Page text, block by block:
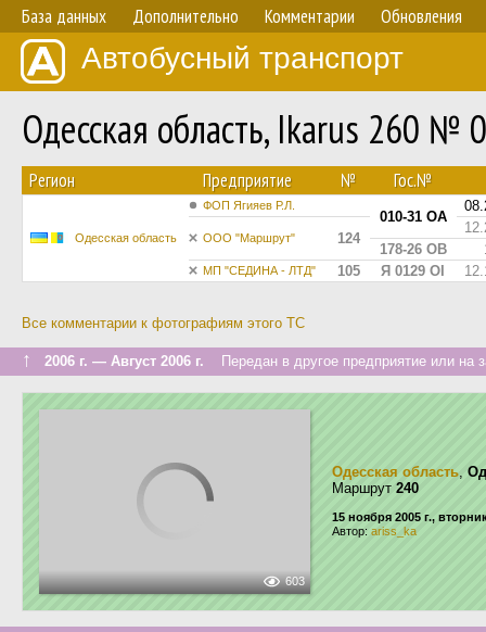
База данных Дополнительно Комментарии Обновления
Автобусный транспорт
Одесская область, Ikarus 260 №
Регион Предприятие № Гос.№
Одесская область
ФОП Ягияев Р.Л.
010-31 ОА
ООО "Маршрут" 124
178-26 ОВ
МП "СЕДИНА - ЛТД" 105 Я 0129 ОІ
Все комментарии к фотографиям этого ТС
↑ 2006 г. — Август 2006 г. Передан в другое предприятие или на
603
Одесская область,
Маршрут 240
15 ноября 2005 г.,
Автор: ariss_ka